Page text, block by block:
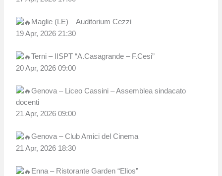
Maglie (LE) – Auditorium Cezzi
19 Apr, 2026 21:30
Terni – IISPT “A.Casagrande – F.Cesi”
20 Apr, 2026 09:00
Genova – Liceo Cassini – Assemblea sindacato
docenti
21 Apr, 2026 09:00
Genova – Club Amici del Cinema
21 Apr, 2026 18:30
Enna – Ristorante Garden “Elios”